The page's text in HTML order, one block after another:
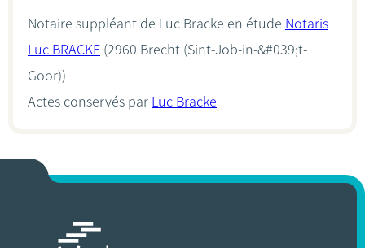
Notaire suppléant de Luc Bracke en étude Notaris
Luc BRACKE (2960 Brecht (Sint-Job-in-&#039;t-
Goor))
Actes conservés par Luc Bracke